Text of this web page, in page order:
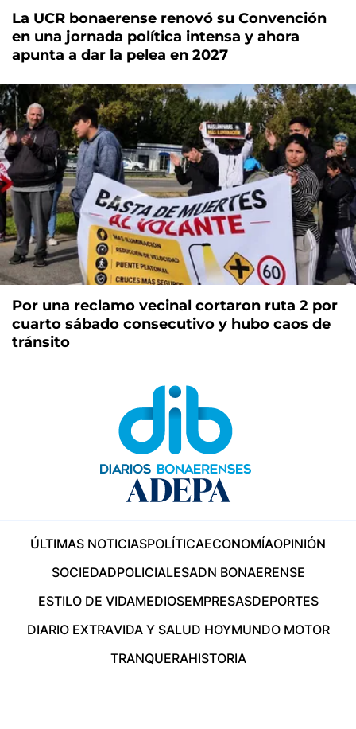
La UCR bonaerense renovó su Convención
en una jornada política intensa y ahora
apunta a dar la pelea en 2027
Por una reclamo vecinal cortaron ruta 2 por
cuarto sábado consecutivo y hubo caos de
tránsito
ÚLTIMAS NOTICIASPOLÍTICAECONOMÍAOPINIÓN
SOCIEDADPOLICIALESADN BONAERENSE
ESTILO DE VIDAMEDIOSEMPRESASDEPORTES
DIARIO EXTRAVIDA Y SALUD HOYMUNDO MOTOR
TRANQUERAHISTORIA